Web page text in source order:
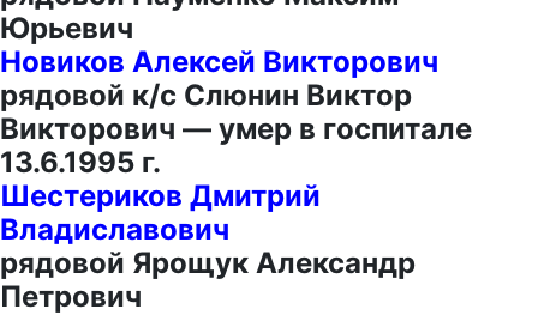
Юрьевич
Новиков Алексей Викторович
рядовой к/с Слюнин Виктор
Викторович — умер в госпитале
13.6.1995 г.
Шестериков Дмитрий
Владиславович
рядовой Ярощук Александр
Петрович